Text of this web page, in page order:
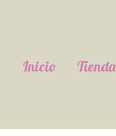
Inicio Tienda